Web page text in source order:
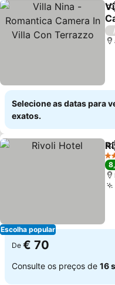
/
Selecione as datas para
exatos.
Escolha popular
3
De € 70
Consulte os preços de 16